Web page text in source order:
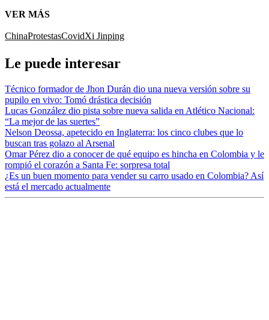
VER MÁS
ChinaProtestasCovidXi Jinping
Le puede interesar
Técnico formador de Jhon Durán dio una nueva versión sobre su
pupilo en vivo: Tomó drástica decisión
Lucas González dio pista sobre nueva salida en Atlético Nacional:
“La mejor de las suertes”
Nelson Deossa, apetecido en Inglaterra: los cinco clubes que lo
buscan tras golazo al Arsenal
Omar Pérez dio a conocer de qué equipo es hincha en Colombia y le
rompió el corazón a Santa Fe: sorpresa total
¿Es un buen momento para vender su carro usado en Colombia? Así
está el mercado actualmente